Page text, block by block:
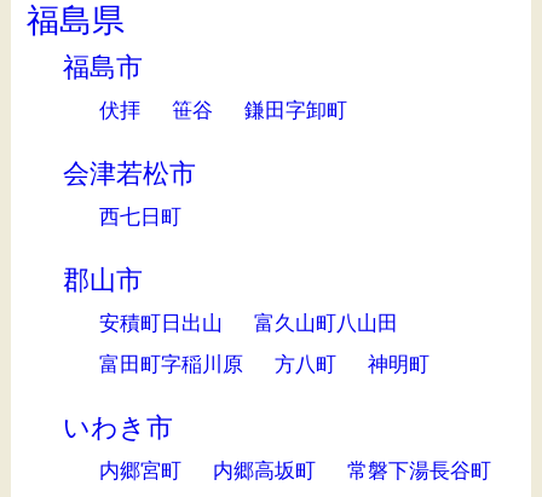
福島県
福島市
伏拝 笹谷 鎌田字卸町
会津若松市
西七日町
郡山市
安積町日出山
富久山町八山田
富田町字稲川原
方八町 神明町
いわき市
内郷宮町 内郷高坂町
常磐下湯長谷町